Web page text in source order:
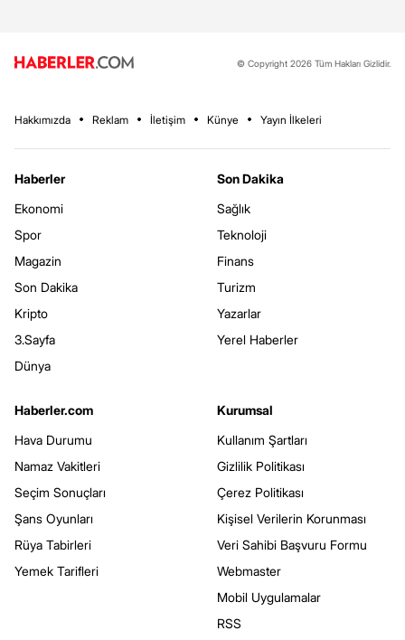
© Copyright 2026 Tüm Hakları Gizlidir.
Hakkımızda Reklam İletişim Künye Yayın İlkeleri
Haberler
Ekonomi
Spor
Magazin
Son Dakika
Kripto
3.Sayfa
Dünya
Son Dakika
Sağlık
Teknoloji
Finans
Turizm
Yazarlar
Yerel Haberler
Haberler.com
Hava Durumu
Namaz Vakitleri
Seçim Sonuçları
Şans Oyunları
Rüya Tabirleri
Yemek Tarifleri
Kurumsal
Kullanım Şartları
Gizlilik Politikası
Çerez Politikası
Kişisel Verilerin Korunması
Veri Sahibi Başvuru Formu
Webmaster
Mobil Uygulamalar
RSS